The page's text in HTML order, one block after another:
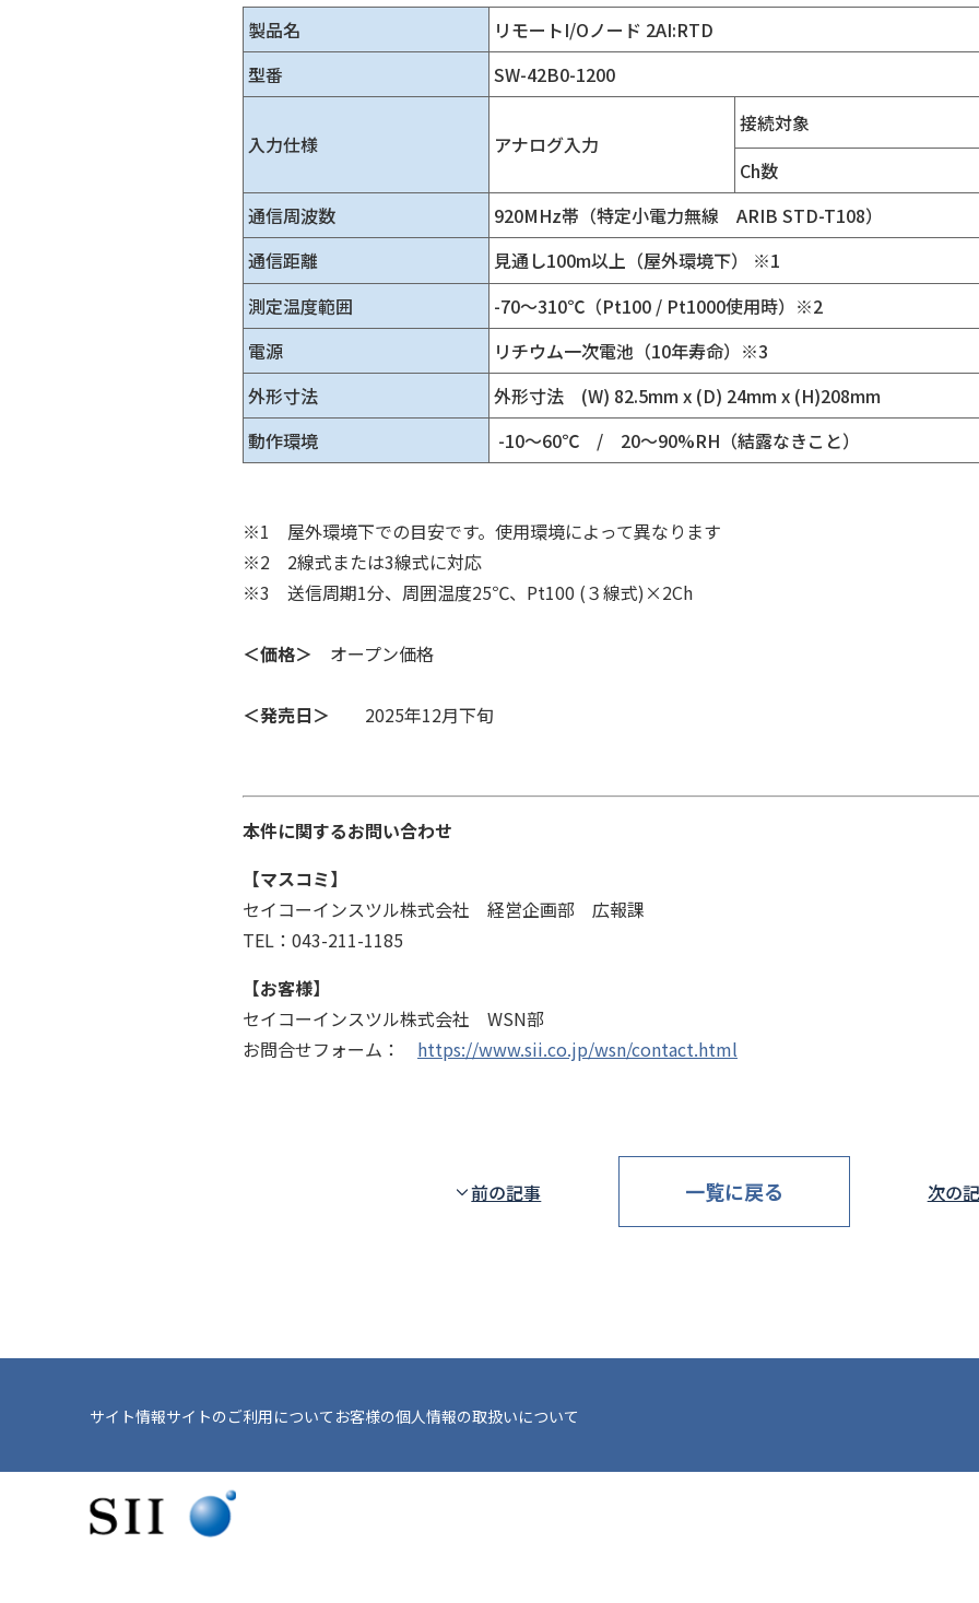
製品名
リモートI/Oノード 2AI:RTD
型番
SW-42B0-1200
入力仕様 アナログ入力
接続対象
Ch数
通信周波数
920MHz帯（特定小電力無線 ARIB STD-T108）
通信距離
見通し100m以上（屋外環境下） ※1
測定温度範囲
-70～310℃（Pt100 / Pt1000使用時）※2
電源
リチウム一次電池（10年寿命）※3
外形寸法
外形寸法 (W) 82.5mm x (D) 24mm x (H)208mm
動作環境
-10～60℃ / 20～90%RH（結露なきこと）
※1 屋外環境下での目安です。使用環境によって異なります
※2 2線式または3線式に対応
※3 送信周期1分、周囲温度25℃、Pt100 (３線式)×2Ch
＜価格＞ オープン価格
＜発売日＞ 2025年12月下旬
本件に関するお問い合わせ
【マスコミ】
セイコーインスツル株式会社 経営企画部 広報課
TEL ： 043-211-1185
【お客様】
セイコーインスツル株式会社 WSN部
お問合せフォーム： https://www.sii.co.jp/wsn/contact.html
前の記事 一覧に戻る 次の
サイト情報サイトのご利用について お客様の個人情報の取扱いについて